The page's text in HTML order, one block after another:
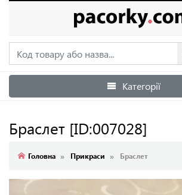
Увійти
Категорії
Браслет [ID:007028]
Головна Прикраси Браслет